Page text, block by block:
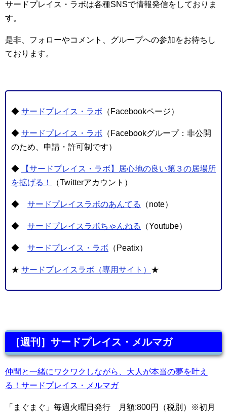
サードプレイス・ラボは各種SNSで情報発信をしておりま
す。
是非、フォローやコメント、グループへの参加をお待ちし
ております。
◆ サードプレイス・ラボ （Facebookページ）
◆ サードプレイス・ラボ （Facebookグループ：非公開
のため、申請・許可制です）
◆
【サードプレイス・ラボ】居心地の良い第３の居場所
を拡げる！
（Twitterアカウント）
◆ サードプレイスラボのあんてる （note）
◆ サードプレイスラボちゃんねる （Youtube）
◆ サードプレイス・ラボ （Peatix）
★ サードプレイスラボ（専用サイト） ★
［週刊］サードプレイス・メルマガ
仲間と一緒にワクワクしながら、大人が本当の夢を叶え
る！サードプレイス・メルマガ
「まぐまぐ」毎週火曜日発行 月額:800円（税別）※初月